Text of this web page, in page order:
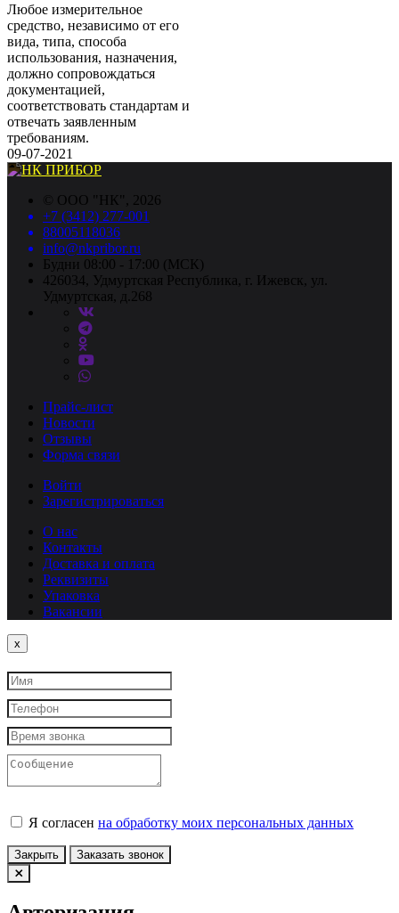
Любое измерительное
средство, независимо от его
вида, типа, способа
использования, назначения,
должно сопровождаться
документацией,
соответствовать стандартам и
отвечать заявленным
требованиям.
09-07-2021
© ООО "НК", 2026
+7 (3412) 277-001
88005118036
info@nkpribor.ru
Будни 08:00 - 17:00 (МСК)
426034, Удмуртская Республика, г. Ижевск, ул.
Удмуртская, д.268
Прайс-лист
Новости
Отзывы
Форма связи
Войти
Зарегистрироваться
О нас
Контакты
Доставка и оплата
Реквизиты
Упаковка
Вакансии
x
Я согласен на обработку моих персональных данных
Закрыть Заказать звонок